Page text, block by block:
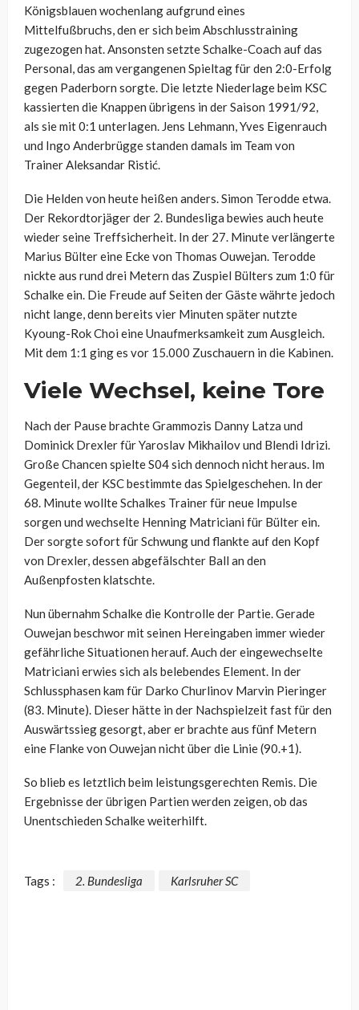
Königsblauen wochenlang aufgrund eines
Mittelfußbruchs, den er sich beim Abschlusstraining
zugezogen hat. Ansonsten setzte Schalke-Coach auf das
Personal, das am vergangenen Spieltag für den 2:0-Erfolg
gegen Paderborn sorgte. Die letzte Niederlage beim KSC
kassierten die Knappen übrigens in der Saison 1991/92,
als sie mit 0:1 unterlagen. Jens Lehmann, Yves Eigenrauch
und Ingo Anderbrügge standen damals im Team von
Trainer Aleksandar Ristić.
Die Helden von heute heißen anders. Simon Terodde etwa.
Der Rekordtorjäger der 2. Bundesliga bewies auch heute
wieder seine Treffsicherheit. In der 27. Minute verlängerte
Marius Bülter eine Ecke von Thomas Ouwejan. Terodde
nickte aus rund drei Metern das Zuspiel Bülters zum 1:0 für
Schalke ein. Die Freude auf Seiten der Gäste währte jedoch
nicht lange, denn bereits vier Minuten später nutzte
Kyoung-Rok Choi eine Unaufmerksamkeit zum Ausgleich.
Mit dem 1:1 ging es vor 15.000 Zuschauern in die Kabinen.
Viele Wechsel, keine Tore
Nach der Pause brachte Grammozis Danny Latza und
Dominick Drexler für Yaroslav Mikhailov und Blendi Idrizi.
Große Chancen spielte S04 sich dennoch nicht heraus. Im
Gegenteil, der KSC bestimmte das Spielgeschehen. In der
68. Minute wollte Schalkes Trainer für neue Impulse
sorgen und wechselte Henning Matriciani für Bülter ein.
Der sorgte sofort für Schwung und flankte auf den Kopf
von Drexler, dessen abgefälschter Ball an den
Außenpfosten klatschte.
Nun übernahm Schalke die Kontrolle der Partie. Gerade
Ouwejan beschwor mit seinen Hereingaben immer wieder
gefährliche Situationen herauf. Auch der eingewechselte
Matriciani erwies sich als belebendes Element. In der
Schlussphasen kam für Darko Churlinov Marvin Pieringer
(83. Minute). Dieser hätte in der Nachspielzeit fast für den
Auswärtssieg gesorgt, aber er brachte aus fünf Metern
eine Flanke von Ouwejan nicht über die Linie (90.+1).
So blieb es letztlich beim leistungsgerechten Remis. Die
Ergebnisse der übrigen Partien werden zeigen, ob das
Unentschieden Schalke weiterhilft.
Tags : 2. Bundesliga Karlsruher SC